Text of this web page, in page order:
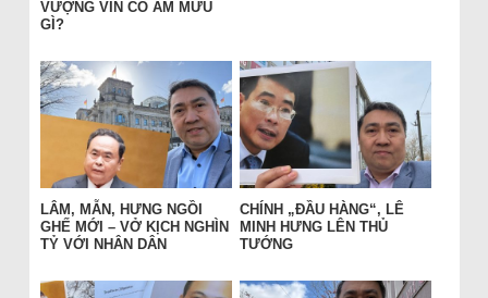
VƯỢNG VIN CÓ ÂM MƯU
GÌ?
LÂM, MẪN, HƯNG NGỒI
GHẾ MỚI – VỞ KỊCH NGHÌN
TỶ VỚI NHÂN DÂN
CHÍNH „ĐẦU HÀNG“, LÊ
MINH HƯNG LÊN THỦ
TƯỚNG